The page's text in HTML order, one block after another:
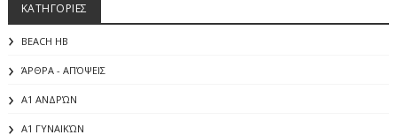
ΚΑΤΗΓΟΡΙΕΣ
BEACH HB
ΆΡΘΡΑ - ΑΠΌΨΕΙΣ
Α1 ΑΝΔΡΏΝ
Α1 ΓΥΝΑΙΚΏΝ